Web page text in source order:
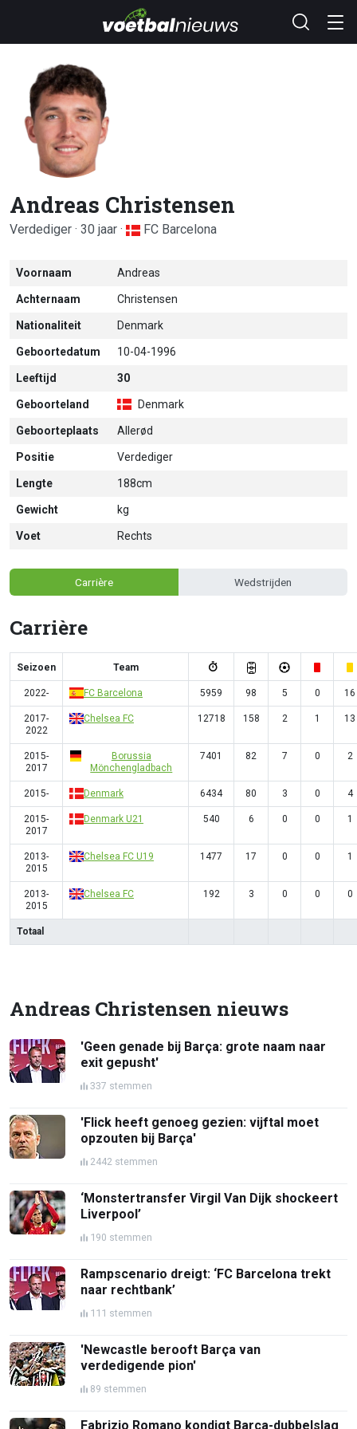
Andreas Christensen
Verdediger · 30 jaar · FC Barcelona
Voornaam Andreas
Achternaam Christensen
Nationaliteit Denmark
Geboortedatum 10-04-1996
Leeftijd 30
Geboorteland Denmark
Geboorteplaats Allerød
Positie Verdediger
Lengte 188cm
Gewicht kg
Voet Rechts
Carrière Wedstrijden
Carrière
Seizoen Team
2022- FC Barcelona 5959 98 5 0 16
2017-
2022
Chelsea FC 12718 158 2 1 13
2015-
2017
Borussia
Mönchengladbach
7401 82 7 0 2
2015- Denmark 6434 80 3 0 4
2015-
2017
Denmark U21 540 6 0 0 1
2013-
2015
Chelsea FC U19 1477 17 0 0 1
2013-
2015
Chelsea FC 192 3 0 0 0
Totaal
Andreas Christensen nieuws
'Geen genade bij Barça: grote naam naar
exit gepusht'
337 stemmen
'Flick heeft genoeg gezien: vijftal moet
opzouten bij Barça'
2442 stemmen
‘Monstertransfer Virgil Van Dijk shockeert
Liverpool’
190 stemmen
Rampscenario dreigt: ‘FC Barcelona trekt
naar rechtbank’
111 stemmen
'Newcastle berooft Barça van
verdedigende pion'
89 stemmen
Fabrizio Romano kondigt Barça-dubbelslag